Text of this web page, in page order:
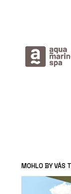
MOHLO BY VÁS